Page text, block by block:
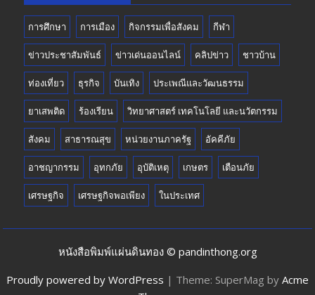
การศึกษา การเมือง กิจกรรมเพื่อสังคม กีฬา
ข่าวประชาสัมพันธ์ ข่าวเด่นออนไลน์ คลิปข่าว ชาวบ้าน
ท่องเที่ยว ธุรกิจ บันเทิง ประเพณีและวัฒนธรรม
ยาเสพติด ร้องเรียน วิทยาศาสตร์ เทคโนโลยี และนวัตกรรม
สังคม สาธารณสุข หน่วยงานภาครัฐ อัคคีภัย
อาชญากรรม อุทกภัย อุบัติเหตุ เกษตร เตือนภัย
เศรษฐกิจ เศรษฐกิจพอเพียง ในประเทศ
หนังสือพิมพ์แผ่นดินทอง © pandinthong.org
Proudly powered by WordPress | Theme: SuperMag by Acme